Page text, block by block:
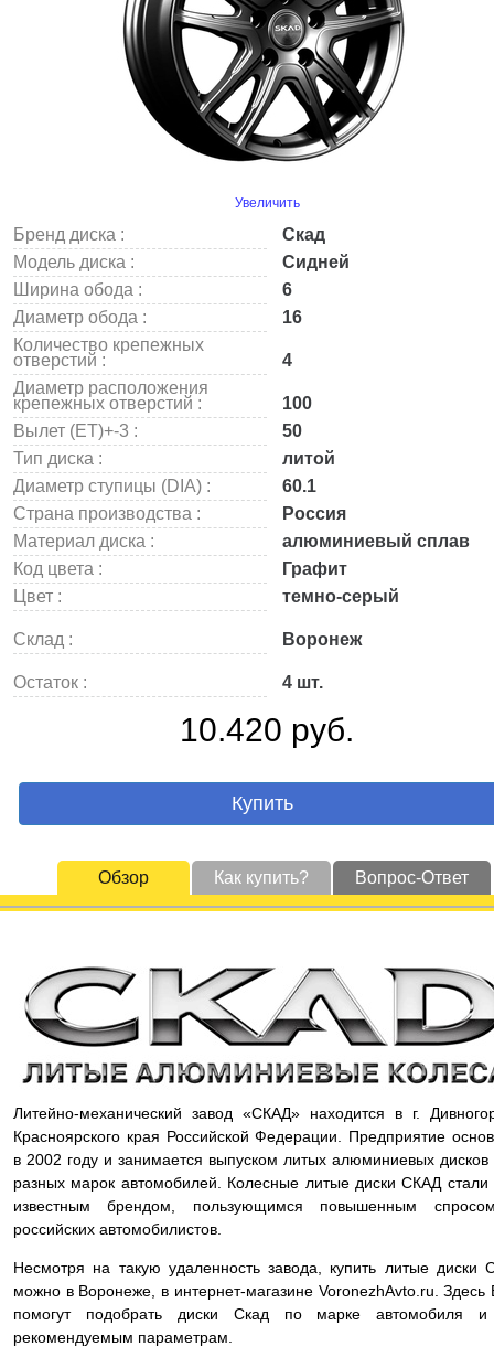
Увеличить
Бренд диска :
Скад
Модель диска :
Сидней
Ширина обода :
6
Диаметр обода :
16
Количество крепежных
отверстий :
4
Диаметр расположения
крепежных отверстий :
100
Вылет (ET)+-3 :
50
Тип диска :
литой
Диаметр ступицы (DIA) :
60.1
Страна производства :
Россия
Материал диска :
алюминиевый сплав
Код цвета :
Графит
Цвет :
темно-серый
Склад : Воронеж
Остаток : 4 шт.
10.420 руб.
Купить
Обзор Как купить? Вопрос-Ответ
Литейно-механический завод «СКАД» находится в г.
Красноярского края Российской Федерации. Предприятие
в 2002 году и занимается выпуском литых алюминиевых дисков
разных марок автомобилей. Колесные литые диски СКАД стали
известным брендом, пользующимся повышенным
российских автомобилистов.
Несмотря на такую удаленность завода, купить литые диски
можно в Воронеже, в интернет-магазине VoronezhAvto.ru. Здесь
помогут подобрать диски Скад по марке автомобиля
рекомендуемым параметрам.